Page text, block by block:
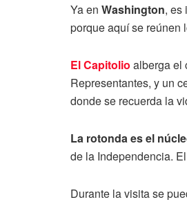
Ya en Washington, es
porque aquí se reúnen
El Capitolio alberga el
Representantes, y un
donde se recuerda la
La rotonda es el
de la Independencia.
Durante la visita se